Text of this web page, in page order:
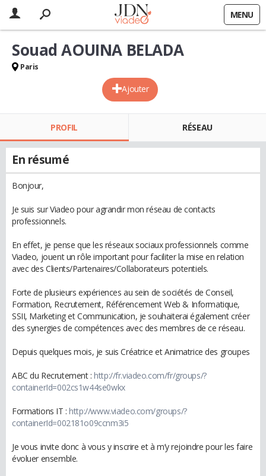
MENU
Ajouter
Souad AOUINA BELADA
Paris
PROFIL RÉSEAU
En résumé
Bonjour,
Je suis sur Viadeo pour agrandir mon réseau de contacts
professionnels.
En effet, je pense que les réseaux sociaux professionnels comme
Viadeo, jouent un rôle important pour faciliter la mise en relation
avec des Clients/Partenaires/Collaborateurs potentiels.
Forte de plusieurs expériences au sein de sociétés de Conseil,
Formation, Recrutement, Référencement Web & Informatique,
SSII, Marketing et Communication, je souhaiterai également créer
des synergies de compétences avec des membres de ce réseau.
Depuis quelques mois, je suis Créatrice et Animatrice des groupes
ABC du Recrutement :http://fr.viadeo.com/fr/groups/?
containerId=002cs1w44se0wkx
Formations IT :http://www.viadeo.com/groups/?
containerId=002181o09ccnm3i5
Je vous invite donc à vous y inscrire et à m’y rejoindre pour les faire
évoluer ensemble.